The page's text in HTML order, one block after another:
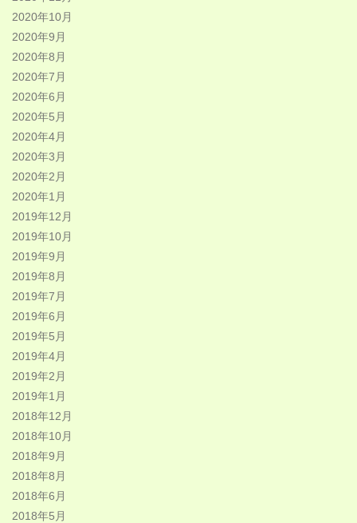
2020年10月
2020年9月
2020年8月
2020年7月
2020年6月
2020年5月
2020年4月
2020年3月
2020年2月
2020年1月
2019年12月
2019年10月
2019年9月
2019年8月
2019年7月
2019年6月
2019年5月
2019年4月
2019年2月
2019年1月
2018年12月
2018年10月
2018年9月
2018年8月
2018年6月
2018年5月